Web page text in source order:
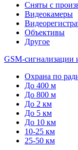
Сняты с
Видеокамеры
Объективы
Другое
GSM-сигнализации
Охрана по
До 400 м
До 800 м
До 2 км
До 5 км
До 10 км
10-25 км
25-50 км